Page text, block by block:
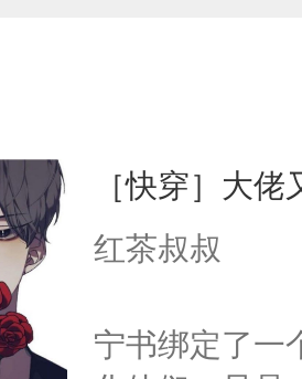
［快穿］大
红茶叔叔
宁书绑定了一